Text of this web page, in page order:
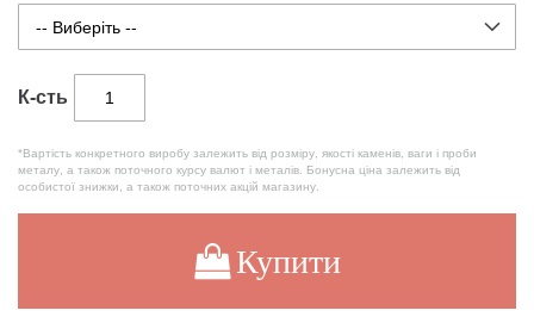
К-сть
*Вартість конкретного виробу залежить від розміру, якості каменів, ваги і проби
металу, а також поточного курсу валют і металів. Бонусна ціна залежить від
особистої знижки, а також поточних акцій магазину.
Купити